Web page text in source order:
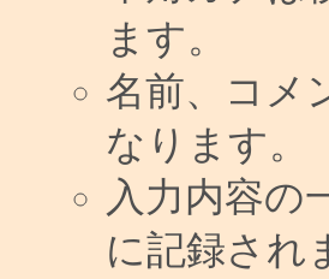
ます。
名前、コメ
なります。
入力内容の
に記録され